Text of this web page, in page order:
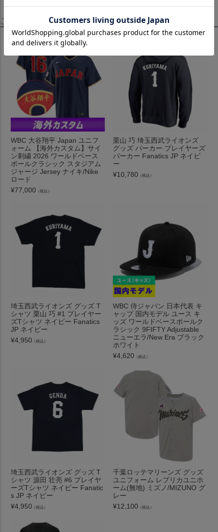
この商品を見たお客様はこちらも見ています！
WBC 大谷翔平 Japan ユニフ
ォーム 【海外カスタム】サイ
ン刺繍 2026 ワールドベース
ボールクラシック スタジアム
ジャージ Jersey ナイキ/Nike
ロード
¥77,000 （税込）
栗山 巧 埼玉西武ライオンズ
グッズ パーカー プレイヤーズ
パーカー Fanatics JP ネイビ
ー
¥10,780 （税込）
埼玉西武ライオンズ グッズ T
シャツ 栗山 巧 #1 プレイヤー
ズTシャツ ネイビー Fanatics
JP ネイビー
¥4,950 （税込）
WBC 侍ジャパン 日本代表 キ
ャップ 国内モデル ユース キ
ッズ ワールドベースボールク
ラシック 9FIFTY Adjustable
ニューエラ/New Era ブラック
ホワイト
¥4,620 （税込）
埼玉西武ライオンズ グッズ T
シャツ 源田 壮亮 #6 プレイヤ
ーズTシャツ ネイビー Fanatic
s JP ネイビー
¥4,950 （税込）
千葉ロッテマリーンズ グッズ
ユニフォーム レプリカユニホ
ーム(無地) ミズノ/MIZUNO グ
レー
¥12,100 （税込）